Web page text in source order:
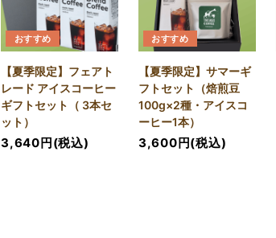
おすすめ
【夏季限定】フェアト
レード アイスコーヒー
ギフトセット（ 3本セ
ット）
3,640円(税込)
おすすめ
【夏季限定】サマーギ
フトセット（焙煎豆
100g×2種・アイスコ
ーヒー1本）
3,600円(税込)